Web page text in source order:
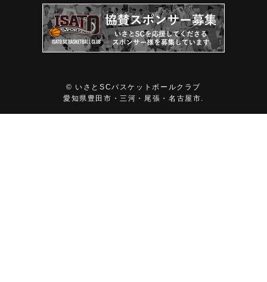
© いさとSCバスケットボールクラブ
愛知県豊田市・三河・尾張・名古屋市.